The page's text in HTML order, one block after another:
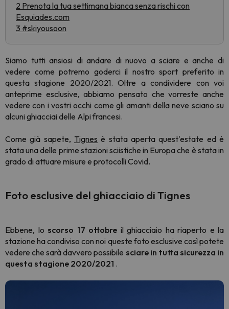
2 Prenota la tua settimana bianca senza rischi con
Esquiades.com
3 #skiyousoon
Siamo tutti ansiosi di andare di nuovo a sciare e anche di
vedere come potremo goderci il nostro sport preferito in
questa stagione 2020/2021. Oltre a condividere con voi
anteprime esclusive, abbiamo pensato che vorreste anche
vedere con i vostri occhi come gli amanti della neve sciano su
alcuni ghiacciai delle Alpi francesi.
Come già sapete, Tignes è stata aperta quest'estate ed è
stata una delle prime stazioni sciistiche in Europa che è stata in
grado di attuare misure e protocolli Covid.
Foto esclusive del ghiacciaio di Tignes
Ebbene, lo scorso 17 ottobre il ghiacciaio ha riaperto e la
stazione ha condiviso con noi queste foto esclusive così potete
vedere che sarà davvero possibile sciare in tutta sicurezza in
questa stagione 2020/2021 .